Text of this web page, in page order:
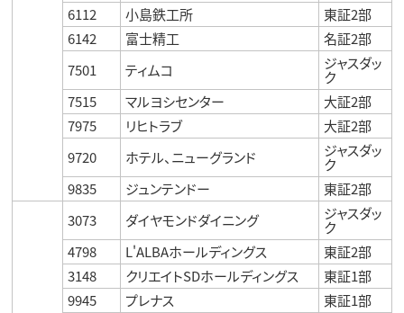
6112
小島鉄工所
東証2部
6142
富士精工
名証2部
7501
ティムコ ジャスダッ
ク
7515
マルヨシセンター
大証2部
7975
リヒトラブ
大証2部
9720
ホテル、ニューグランド ジャスダッ
ク
9835
ジュンテンドー 東証2部
3073 ダイヤモンドダイニング ジャスダッ
ク
4798
L'ALBAホールディングス
東証2部
3148
クリエイトSDホールディングス
東証1部
9945
プレナス
東証1部